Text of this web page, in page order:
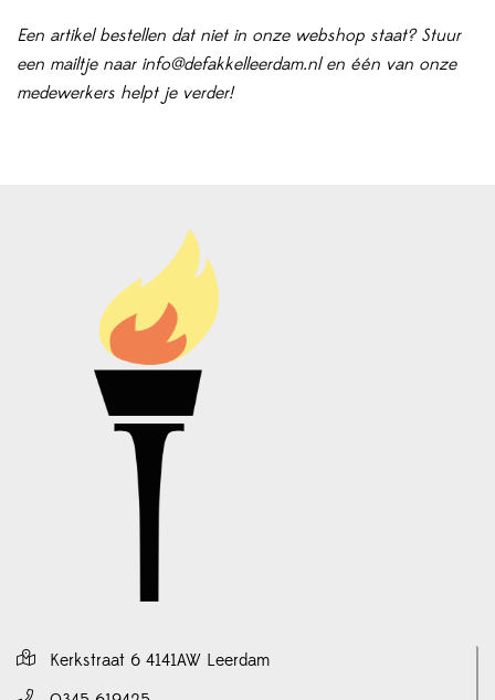
Een artikel bestellen dat niet in onze webshop staat? Stuur
een mailtje naar info@defakkelleerdam.nl en één van onze
medewerkers helpt je verder!
Kerkstraat 6 4141AW Leerdam